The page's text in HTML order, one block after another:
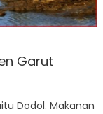
Garut
Dodol. Makanan